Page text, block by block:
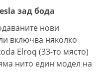
зад бода
нови
включва няколко
Elroq (33-то място)
нито един модел на